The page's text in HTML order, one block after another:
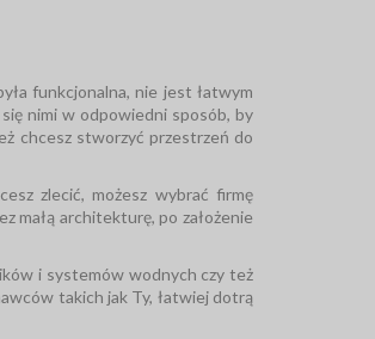
funkcjonalna, nie jest łatwym
nimi w odpowiedni sposób, by
chcesz stworzyć przestrzeń do
zlecić, możesz wybrać firmę
małą architekturę, po założenie
i systemów wodnych czy też
takich jak Ty, łatwiej dotrą